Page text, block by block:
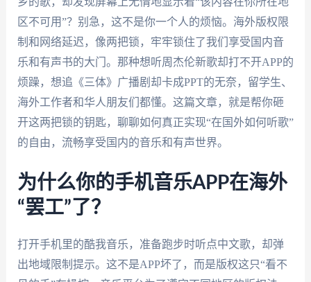
区不可用”？别急，这不是你一个人的烦恼。海外版权限
制和网络延迟，像两把锁，牢牢锁住了我们享受国内音
乐和有声书的大门。那种想听周杰伦新歌却打不开APP的
烦躁，想追《三体》广播剧却卡成PPT的无奈，留学生、
海外工作者和华人朋友们都懂。这篇文章，就是帮你砸
开这两把锁的钥匙，聊聊如何真正实现“在国外如何听歌”
的自由，流畅享受国内的音乐和有声世界。
为什么你的手机音乐APP在海外
“罢工”了？
打开手机里的酷我音乐，准备跑步时听点中文歌，却弹
出地域限制提示。这不是APP坏了，而是版权这只“看不